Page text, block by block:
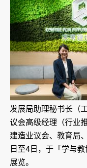
发展局助理秘书长（
议会高级经理（行业
建造业议会、教育局
日至4日，于「学与
展览。